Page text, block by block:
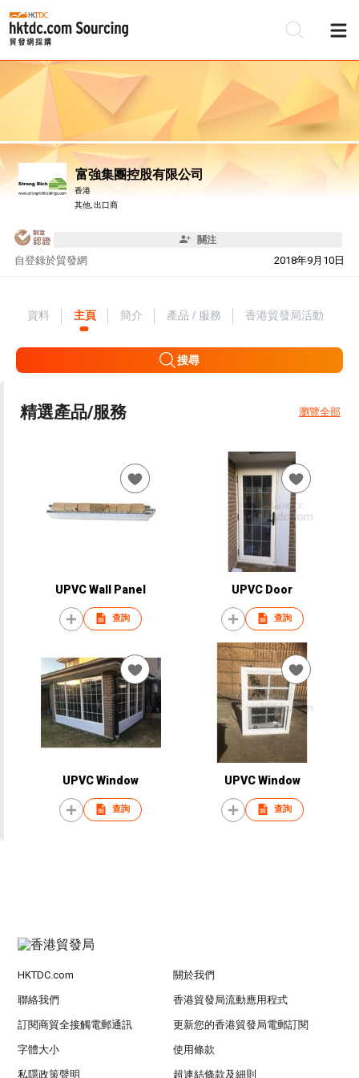
富強集團控股有限公司
香港
其他, 出口商
關注
自 2018年9月10日
登錄於貿發網
資料 主頁 簡介 產品 / 服務 香港貿發局活動
搜尋
精選產品/服務 瀏覽全部
UPVC Wall Panel
查詢
UPVC Door
查詢
UPVC Window
查詢
UPVC Window
查詢
HKTDC.com 關於我們
聯絡我們 香港貿發局流動應用程式
訂閱商貿全接觸電郵通訊 更新您的香港貿發局電郵訂閱
字體大小 使用條款
私隱政策聲明 超連結條款及細則